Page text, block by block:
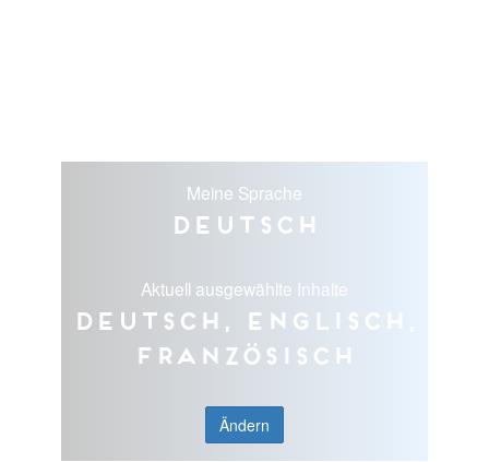
Meine Sprache
Deutsch
Aktuell ausgewählte Inhalte
Deutsch, Englisch,
Französisch
Ändern